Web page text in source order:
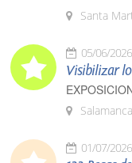
Santa
05/06/2026
Visibilizar
Salamanca
01/07/2026